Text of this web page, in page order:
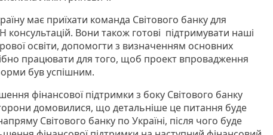
має приїхати команда Світового банку для
Вони також готові підтримувати наші
освіти, допомогти з визначенням основних
працювати для того, щоб проект впровадження
був успішним.
фінансової підтримки з боку Світового банку
домовилися, що детальніше це питання буде
Світового банку по Україні, після чого буде